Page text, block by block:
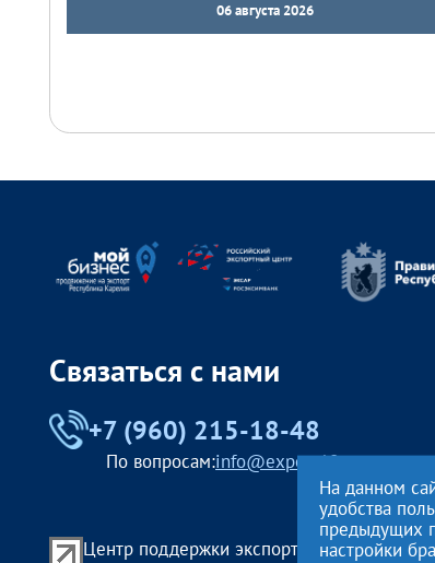
06 августа 2026
Связаться с нами
+7 (960) 215-18-48
По вопросам:info@export10.ru
Центр поддержки экспорта Республики
На данном
удобства
предыдущих
настройки